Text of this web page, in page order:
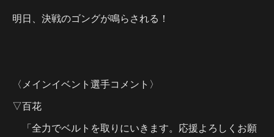
明日、決戦のゴングが鳴らされる！
〈メインイベント選手コメント〉
▽百花
「全力でベルトを取りにいきます。応援よろしくお願